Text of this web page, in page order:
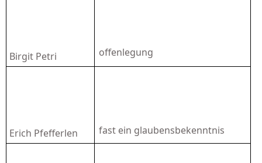
Birgit Petri offenlegung
Erich Pfefferlen fast ein glaubensbekenntnis